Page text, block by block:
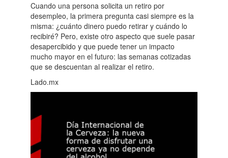
Cuando una persona solicita un retiro por
desempleo, la primera pregunta casi siempre es la
misma: ¿cuánto dinero puedo retirar y cuándo lo
recibiré? Pero, existe otro aspecto que suele pasar
desapercibido y que puede tener un impacto
mucho mayor en el futuro: las semanas cotizadas
que se descuentan al realizar el retiro.
Lado.mx